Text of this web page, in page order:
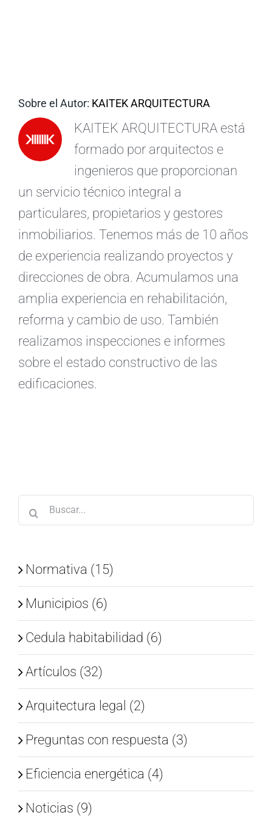
Sobre el Autor: KAITEK ARQUITECTURA
KAITEK ARQUITECTURA está
formado por arquitectos e
ingenieros que proporcionan
un servicio técnico integral a
particulares, propietarios y gestores
inmobiliarios. Tenemos más de 10 años
de experiencia realizando proyectos y
direcciones de obra. Acumulamos una
amplia experiencia en rehabilitación,
reforma y cambio de uso. También
realizamos inspecciones e informes
sobre el estado constructivo de las
edificaciones.
Buscar:
Normativa (15)
Municipios (6)
Cedula habitabilidad (6)
Artículos (32)
Arquitectura legal (2)
Preguntas con respuesta (3)
Eficiencia energética (4)
Noticias (9)